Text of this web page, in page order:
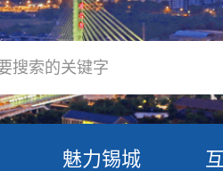
魅力锡城